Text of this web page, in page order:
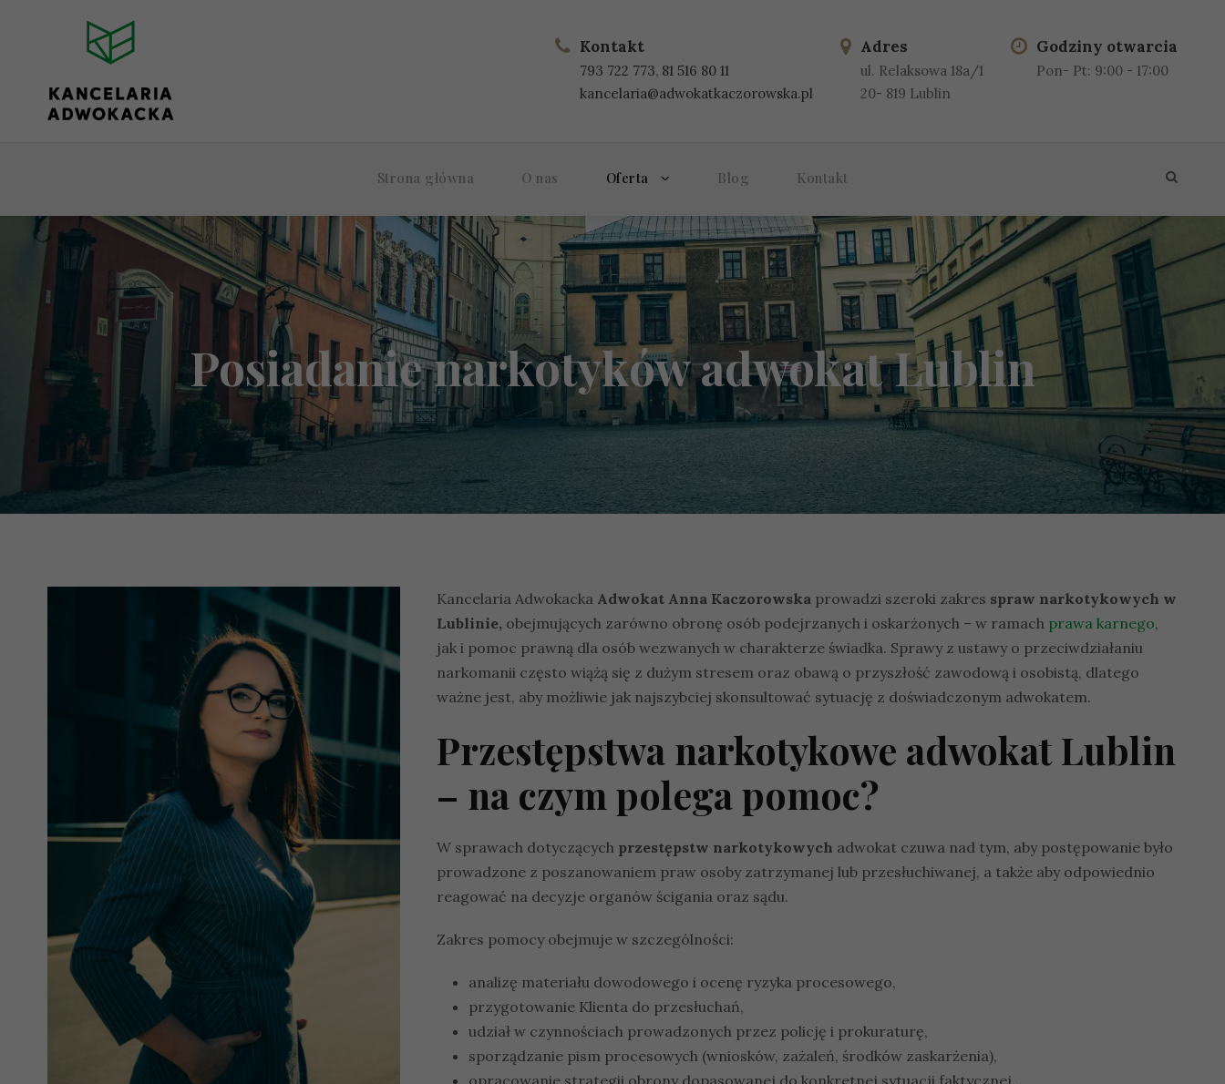
Kontakt
793 722 773, 81 516 80 11
kancelaria@adwokatkaczorowska.pl
Adres
ul. Relaksowa 18a/1
20- 819 Lublin
Godziny otwarcia
Pon- Pt: 9:00 - 17:00
Strona główna O nas Oferta Blog Kontakt
Posiadanie narkotyków adwokat Lublin
Kancelaria Adwokacka Adwokat Anna Kaczorowskaprowadzi szeroki zakres spraw narkotykowych w
Lublinie, obejmujących zarówno obronę osób podejrzanych i oskarżonych – w ramach prawa karnego,
jak i pomoc prawną dla osób wezwanych w charakterze świadka. Sprawy z ustawy o przeciwdziałaniu
narkomanii często wiążą się z dużym stresem oraz obawą o przyszłość zawodową i osobistą, dlatego
ważne jest, aby możliwie jak najszybciej skonsultować sytuację z doświadczonym adwokatem.
Przestępstwa narkotykowe adwokat Lublin
– na czym polega pomoc?
W sprawach dotyczących przestępstw narkotykowych adwokat czuwa nad tym, aby postępowanie było
prowadzone z poszanowaniem praw osoby zatrzymanej lub przesłuchiwanej, a także aby odpowiednio
reagować na decyzje organów ścigania oraz sądu.
Zakres pomocy obejmuje w szczególności:
analizę materiału dowodowego i ocenę ryzyka procesowego,
przygotowanie Klienta do przesłuchań,
udział w czynnościach prowadzonych przez policję i prokuraturę,
sporządzanie pism procesowych (wniosków, zażaleń, środków zaskarżenia),
opracowanie strategii obrony dopasowanej do konkretnej sytuacji faktycznej.